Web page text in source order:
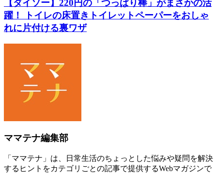
【ダイソー】220円の「つっぱり棒」がまさかの活
躍！ トイレの床置きトイレットペーパーをおしゃ
れに片付ける裏ワザ
ママテナ編集部
「ママテナ」は、日常生活のちょっとした悩みや疑問を解決
するヒントをカテゴリごとの記事で提供するWebマガジンで